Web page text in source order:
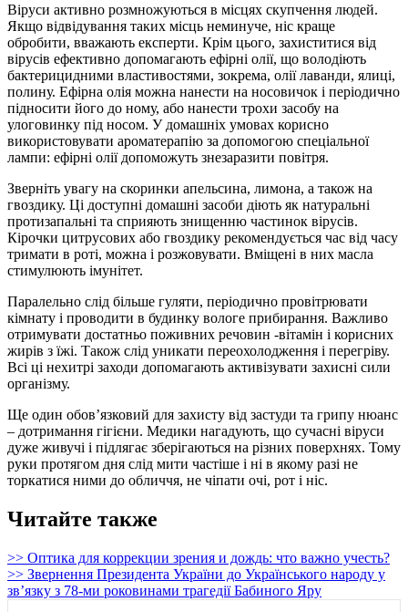
Віруси активно розмножуються в місцях скупчення людей.
Якщо відвідування таких місць неминуче, ніс краще
обробити, вважають експерти. Крім цього, захиститися від
вірусів ефективно допомагають ефірні олії, що володіють
бактерицидними властивостями, зокрема, олії лаванди, ялиці,
полину. Ефірна олія можна нанести на носовичок і періодично
підносити його до ному, або нанести трохи засобу на
улоговинку під носом. У домашніх умовах корисно
використовувати ароматерапію за допомогою спеціальної
лампи: ефірні олії допоможуть знезаразити повітря.
Зверніть увагу на скоринки апельсина, лимона, а також на
гвоздику. Ці доступні домашні засоби діють як натуральні
протизапальні та сприяють знищенню частинок вірусів.
Кірочки цитрусових або гвоздику рекомендується час від часу
тримати в роті, можна і розжовувати. Вміщені в них масла
стимулюють імунітет.
Паралельно слід більше гуляти, періодично провітрювати
кімнату і проводити в будинку вологе прибирання. Важливо
отримувати достатньо поживних речовин -вітамін і корисних
жирів з їжі. Також слід уникати переохолодження і перегріву.
Всі ці нехитрі заходи допомагають активізувати захисні сили
організму.
Ще один обов’язковий для захисту від застуди та грипу нюанс
– дотримання гігієни. Медики нагадують, що сучасні віруси
дуже живучі і підлягає зберігаються на різних поверхнях. Тому
руки протягом дня слід мити частіше і ні в якому разі не
торкатися ними до обличчя, не чіпати очі, рот і ніс.
Читайте также
>> Оптика для коррекции зрения и дождь: что важно учесть?
>> Звернення Президента України до Українського народу у
зв’язку з 78-ми роковинами трагедії Бабиного Яру